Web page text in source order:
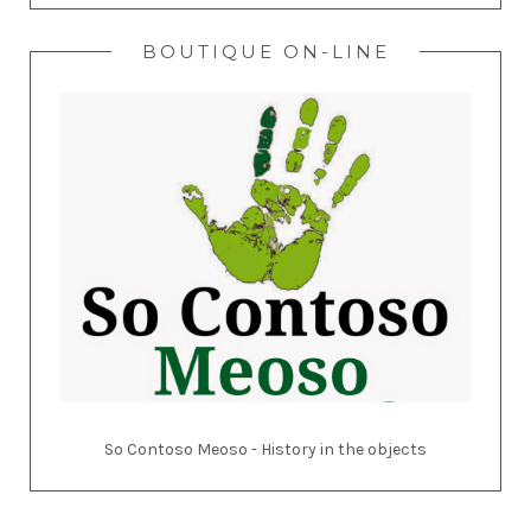
BOUTIQUE ON-LINE
So Contoso Meoso - History in the objects